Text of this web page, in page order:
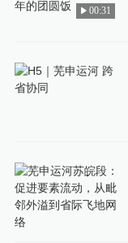
00:31